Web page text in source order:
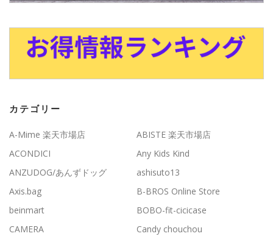
カテゴリー
A-Mime 楽天市場店
ABISTE 楽天市場店
ACONDICI
Any Kids Kind
ANZUDOG/あんずドッグ
ashisuto13
Axis.bag
B-BROS Online Store
beinmart
BOBO-fit-cicicase
CAMERA
Candy chouchou